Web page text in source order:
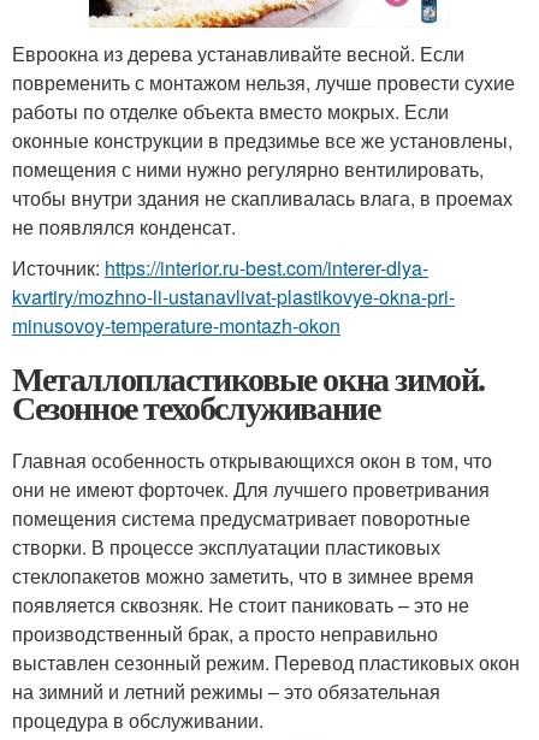
Евроокна из дерева устанавливайте весной. Если
повременить с монтажом нельзя, лучше провести сухие
работы по отделке объекта вместо мокрых. Если
оконные конструкции в предзимье все же установлены,
помещения с ними нужно регулярно вентилировать,
чтобы внутри здания не скапливалась влага, в проемах
не появлялся конденсат.
Источник: https://interior.ru-best.com/interer-dlya-
kvartiry/mozhno-li-ustanavlivat-plastikovye-okna-pri-
minusovoy-temperature-montazh-okon
Металлопластиковые окна зимой.
Сезонное техобслуживание
Главная особенность открывающихся окон в том, что
они не имеют форточек. Для лучшего проветривания
помещения система предусматривает поворотные
створки. В процессе эксплуатации пластиковых
стеклопакетов можно заметить, что в зимнее время
появляется сквозняк. Не стоит паниковать – это не
производственный брак, а просто неправильно
выставлен сезонный режим. Перевод пластиковых окон
на зимний и летний режимы – это обязательная
процедура в обслуживании.